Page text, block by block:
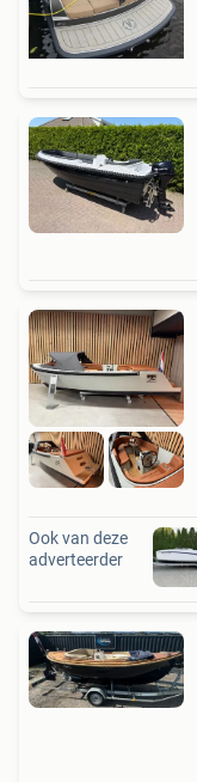
Ook van deze
adverteerder